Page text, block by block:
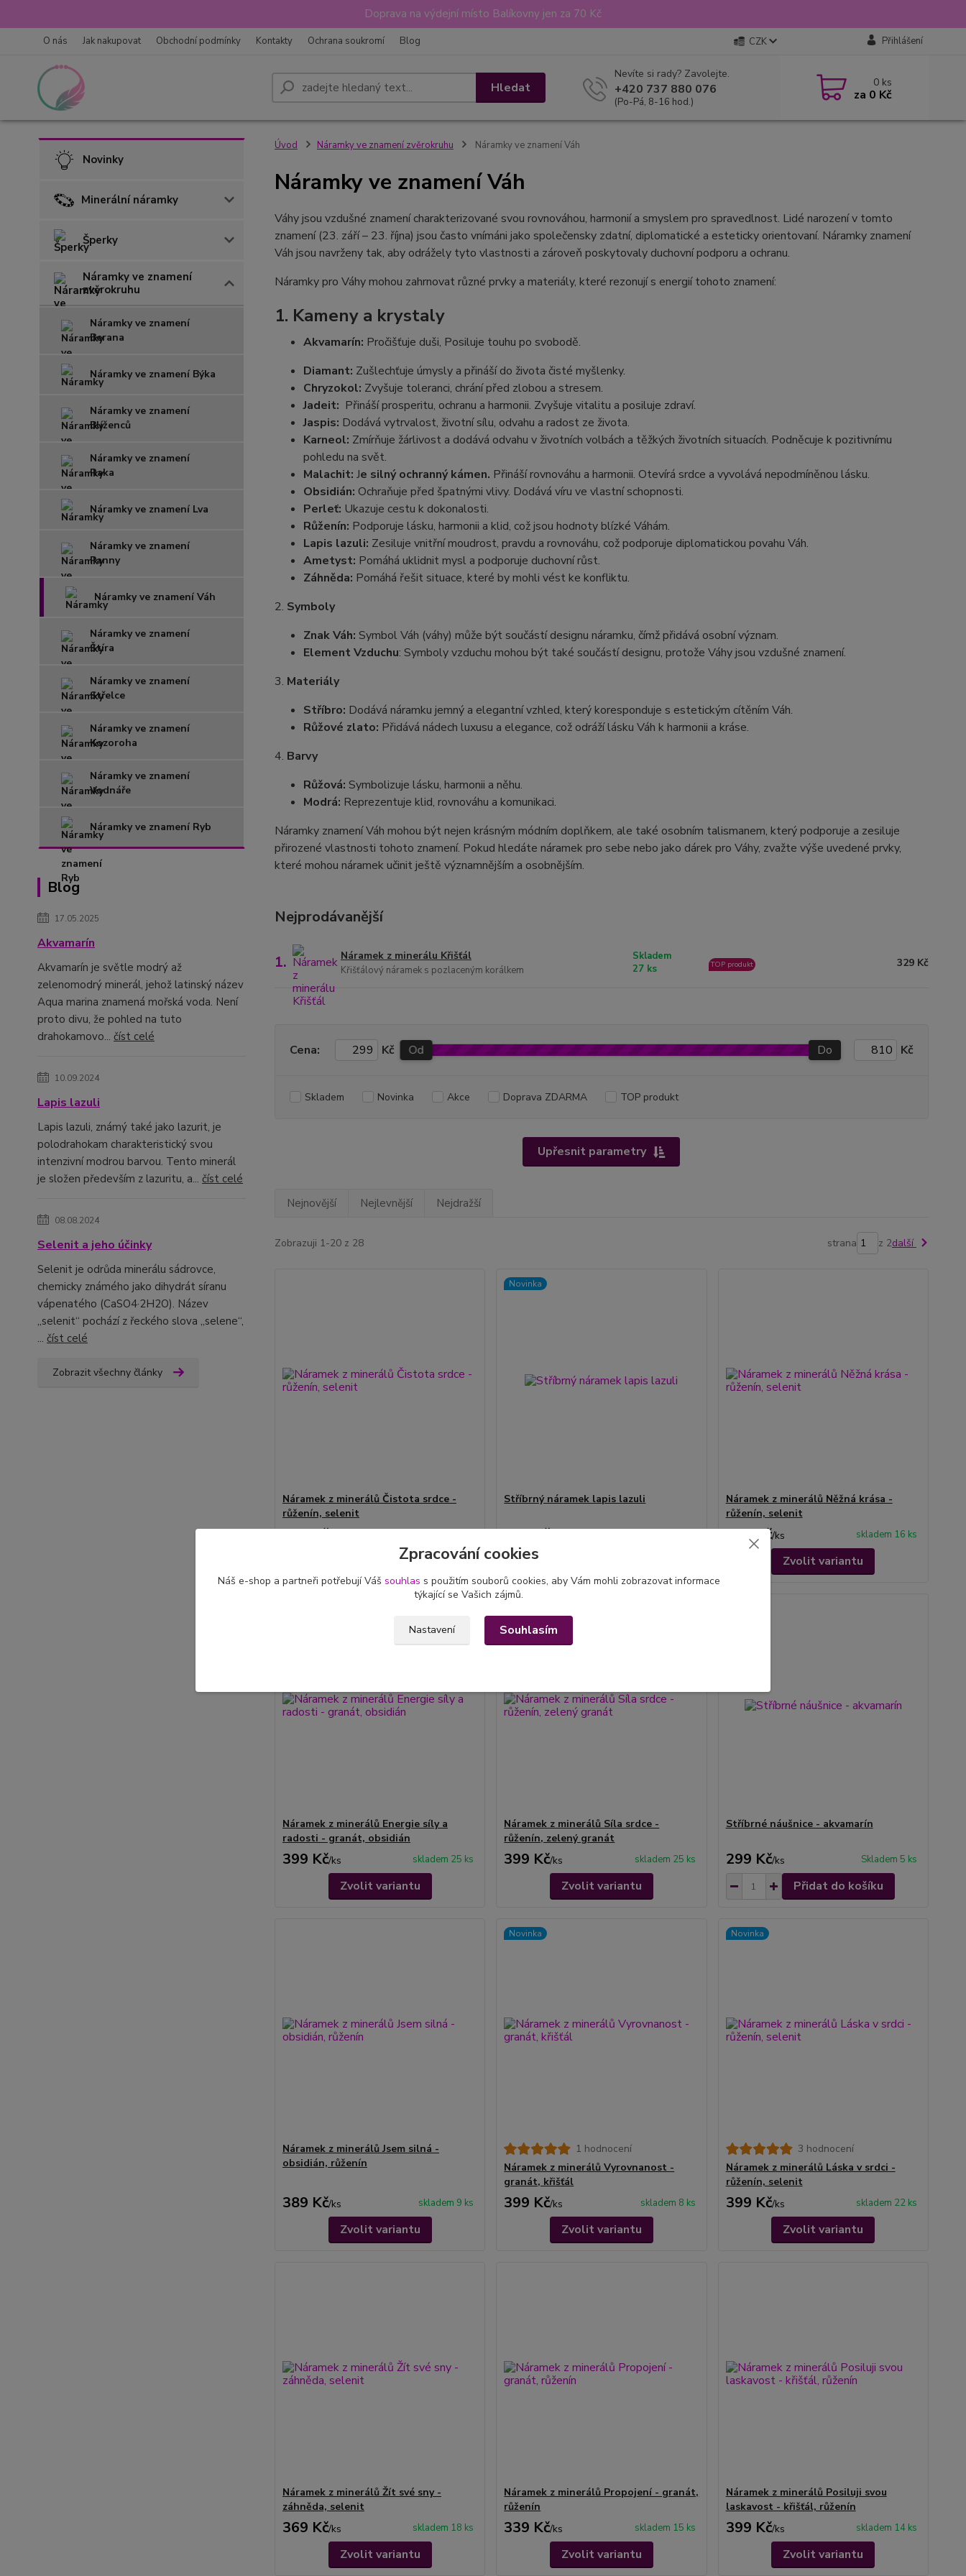
Doprava na výdejní místo Balíkovny jen za 70 Kč
O nás Jak nakupovat Obchodní podmínky Kontakty Ochrana soukromí Blog CZK Přihlášení
Hledat
Nevíte si rady? Zavolejte.
+420 737 880 076
(Po-Pá, 8-16 hod.)
0 ks
za 0 Kč
Novinky
Minerální náramky
Šperky
Náramky ve znamení
zvěrokruhu
Náramky ve znamení
Berana
Náramky ve znamení Býka
Náramky ve znamení
Blíženců
Náramky ve znamení
Raka
Náramky ve znamení Lva
Náramky ve znamení
Panny
Náramky ve znamení Váh
Náramky ve znamení
Štíra
Náramky ve znamení
Střelce
Náramky ve znamení
Kozoroha
Náramky ve znamení
Vodnáře
Náramky ve znamení Ryb
Blog
17.05.2025
Akvamarín
Akvamarín je světle modrý až
zelenomodrý minerál, jehož latinský název
Aqua marina znamená mořská voda. Není
proto divu, že pohled na tuto
drahokamovo... číst celé
10.09.2024
Lapis lazuli
Lapis lazuli, známý také jako lazurit, je
polodrahokam charakteristický svou
intenzivní modrou barvou. Tento minerál
je složen především z lazuritu, a... číst celé
08.08.2024
Selenit a jeho účinky
Selenit je odrůda minerálu sádrovce,
chemicky známého jako dihydrát síranu
vápenatého (CaSO4·2H2O). Název
„selenit“ pochází z řeckého slova „selene“,
... číst celé
Zobrazit všechny články
Úvod Náramky ve znamení zvěrokruhu Náramky ve znamení Váh
Náramky ve znamení Váh
Váhy jsou vzdušné znamení charakterizované svou rovnováhou, harmonií a smyslem pro spravedlnost. Lidé narození v tomto
znamení (23. září – 23. října) jsou často vnímáni jako společensky zdatní, diplomatické a esteticky orientovaní. Náramky znamení
Váh jsou navrženy tak, aby odrážely tyto vlastnosti a zároveň poskytovaly duchovní podporu a ochranu.
Náramky pro Váhy mohou zahrnovat různé prvky a materiály, které rezonují s energií tohoto znamení:
1. Kameny a krystaly
Akvamarín: Pročišťuje duši, Posiluje touhu po svobodě.
Diamant: Zušlechťuje úmysly a přináší do života čisté myšlenky.
Chryzokol: Zvyšuje toleranci, chrání před zlobou a stresem.
Jadeit: Přináší prosperitu, ochranu a harmonii. Zvyšuje vitalitu a posiluje zdraví.
Jaspis: Dodává vytrvalost, životní sílu, odvahu a radost ze života.
Karneol: Zmírňuje žárlivost a dodává odvahu v životních volbách a těžkých životních situacích. Podněcuje k pozitivnímu
pohledu na svět.
Malachit: Je silný ochranný kámen. Přináší rovnováhu a harmonii. Otevírá srdce a vyvolává nepodmíněnou lásku.
Obsidián: Ochraňuje před špatnými vlivy. Dodává víru ve vlastní schopnosti.
Perleť: Ukazuje cestu k dokonalosti.
Růženín: Podporuje lásku, harmonii a klid, což jsou hodnoty blízké Váhám.
Lapis lazuli: Zesiluje vnitřní moudrost, pravdu a rovnováhu, což podporuje diplomatickou povahu Váh.
Ametyst: Pomáhá uklidnit mysl a podporuje duchovní růst.
Záhněda: Pomáhá řešit situace, které by mohli vést ke konfliktu.
2. Symboly
Znak Váh: Symbol Váh (váhy) může být součástí designu náramku, čímž přidává osobní význam.
Element Vzduchu: Symboly vzduchu mohou být také součástí designu, protože Váhy jsou vzdušné znamení.
3. Materiály
Stříbro: Dodává náramku jemný a elegantní vzhled, který koresponduje s estetickým cítěním Váh.
Růžové zlato: Přidává nádech luxusu a elegance, což odráží lásku Váh k harmonii a kráse.
4. Barvy
Růžová: Symbolizuje lásku, harmonii a něhu.
Modrá: Reprezentuje klid, rovnováhu a komunikaci.
Náramky znamení Váh mohou být nejen krásným módním doplňkem, ale také osobním talismanem, který podporuje a zesiluje
přirozené vlastnosti tohoto znamení. Pokud hledáte náramek pro sebe nebo jako dárek pro Váhy, zvažte výše uvedené prvky,
které mohou náramek učinit ještě významnějším a osobnějším.
Nejprodávanější
1. Náramek z minerálu Křišťál
Křišťálový náramek s pozlaceným korálkem
Skladem
27 ks
TOP produkt 329 Kč
Upřesnit parametry
Cena: Kč Od Do Kč
Skladem Novinka Akce Doprava ZDARMA TOP produkt
Nejnovější Nejlevnější Nejdražší
Zobrazuji 1-20 z 28 strana z 2další
Náramek z minerálů Čistota srdce -
růženín, selenit
389 Kč
Zvolit variantu
Novinka
Stříbrný náramek lapis lazuli
650 Kč
Náramek z minerálů Něžná krása -
růženín, selenit
419 Kč/ks skladem 16 ks
Zvolit variantu
Náramek z minerálů Energie síly a
radosti - granát, obsidián
399 Kč/ks skladem 25 ks
Zvolit variantu
Náramek z minerálů Síla srdce -
růženín, zelený granát
399 Kč/ks skladem 25 ks
Zvolit variantu
Stříbrné náušnice - akvamarín
299 Kč/ks Skladem 5 ks
Přidat do košíku
Náramek z minerálů Jsem silná -
obsidián, růženín
389 Kč/ks skladem 9 ks
Zvolit variantu
Novinka
1 hodnocení
Náramek z minerálů Vyrovnanost -
granát, křišťál
399 Kč/ks skladem 8 ks
Zvolit variantu
Novinka
3 hodnocení
Náramek z minerálů Láska v srdci -
růženín, selenit
399 Kč/ks skladem 22 ks
Zvolit variantu
Náramek z minerálů Žít své sny -
záhněda, selenit
369 Kč/ks skladem 18 ks
Zvolit variantu
Náramek z minerálů Propojení - granát,
růženín
339 Kč/ks skladem 15 ks
Zvolit variantu
Náramek z minerálů Posiluji svou
laskavost - křišťál, růženín
399 Kč/ks skladem 14 ks
Zvolit variantu
Zpracování cookies
Náš e-shop a partneři potřebují Váš souhlas s použitím souborů cookies, aby Vám mohli zobrazovat informace
týkající se Vašich zájmů.
Nastavení Souhlasím